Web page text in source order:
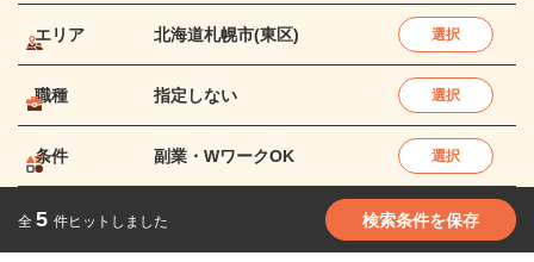
エリア 北海道札幌市(東区) 選択
職種 指定しない 選択
条件 副業・WワークOK 選択
全 5 件ヒットしました 検索条件を保存